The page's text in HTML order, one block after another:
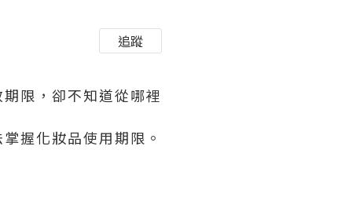
追蹤
限，卻不知道從哪裡
握化妝品使用期限。